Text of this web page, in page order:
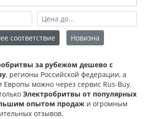
соответствие Новизна
за рубежом дешево с
, регионы Российской федерации, а
Европы можно через сервис Rus-Buy.
Электробритвы от популярных
опытом продаж и огромным
отзывов.